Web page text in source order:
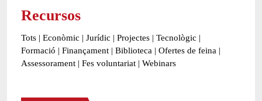
Recursos
Tots | Econòmic | Jurídic | Projectes | Tecnològic |
Formació | Finançament | Biblioteca | Ofertes de feina |
Assessorament | Fes voluntariat | Webinars